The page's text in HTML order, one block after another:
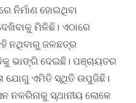
ନିର୍ମାଣ ହୋଇଥିବା
ମିଳିଛି। ଏଠାରେ
ନଥିବାରୁ ଜଳଛତ୍ର
ଭାଙ୍ଗି ଦେଇଛି। ପଞ୍ଚାୟତର
ଯୋଗୁ ଏମିତି ସ୍ଥିତି ଉପୁଜିଛି।
ନକରିନାକୁ ସ୍ଥାନୀୟ ଲୋକେ